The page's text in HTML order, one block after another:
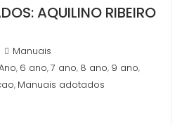
AQUILINO RIBEIRO
Manuais
, 6 ano,7 ano, 8 ano, 9 ano,
, Manuais adotados